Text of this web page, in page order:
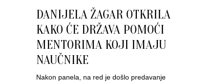
DANIJELA ŽAGAR OTKRILA
KAKO ĆE DRŽAVA POMOĆI
MENTORIMA KOJI IMAJU
NAUČNIKE
Nakon panela, na red je došlo predavanje